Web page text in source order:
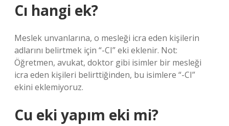
Cı hangi ek?
Meslek unvanlarına, o mesleği icra eden kişilerin
adlarını belirtmek için “-CI” eki eklenir. Not:
Öğretmen, avukat, doktor gibi isimler bir mesleği
icra eden kişileri belirttiğinden, bu isimlere “-CI”
ekini eklemiyoruz.
Cu eki yapım eki mi?